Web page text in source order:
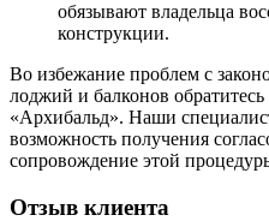
обязывают владельца
конструкции.
Во избежание проблем с
лоджий и балконов
«Архибальд». Наши
возможность получения
сопровождение этой
Отзыв клиента